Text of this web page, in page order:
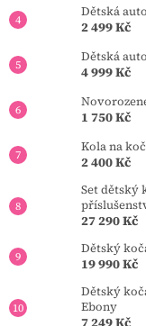
Dětská
2 499 Kč
Dětská
4 999 Kč
1 750 Kč
Kola na
2 400 Kč
Set dětský
27 290 Kč
Dětský
19 990 Kč
Dětský
Ebony